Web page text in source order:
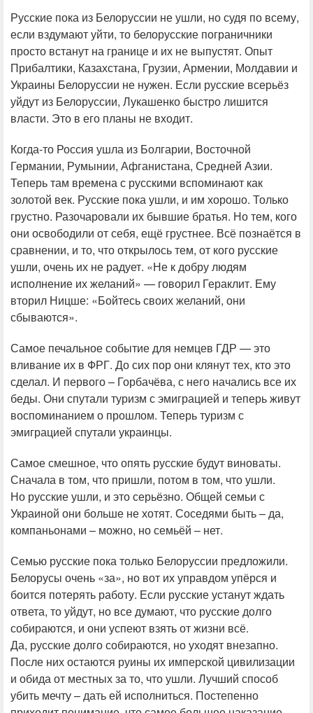
Русские пока из Белоруссии не ушли, но судя по всему,
если вздумают уйти, то белорусские пограничники
просто встанут на границе и их не выпустят. Опыт
Прибалтики, Казахстана, Грузии, Армении, Молдавии и
Украины Белоруссии не нужен. Если русские всерьёз
уйдут из Белоруссии, Лукашенко быстро лишится
власти. Это в его планы не входит.
Когда-то Россия ушла из Болгарии, Восточной
Германии, Румынии, Афганистана, Средней Азии.
Теперь там времена с русскими вспоминают как
золотой век. Русские пока ушли, и им хорошо. Только
грустно. Разочаровали их бывшие братья. Но тем, кого
они освободили от себя, ещё грустнее. Всё познаётся в
сравнении, и то, что открылось тем, от кого русские
ушли, очень их не радует. «Не к добру людям
исполнение их желаний» — говорил Гераклит. Ему
вторил Ницше: «Бойтесь своих желаний, они
сбываются».
Самое печальное событие для немцев ГДР — это
вливание их в ФРГ. До сих пор они клянут тех, кто это
сделал. И первого – Горбачёва, с него начались все их
беды. Они спутали туризм с эмиграцией и теперь живут
воспоминанием о прошлом. Теперь туризм с
эмиграцией спутали украинцы.
Самое смешное, что опять русские будут виноваты.
Сначала в том, что пришли, потом в том, что ушли.
Но русские ушли, и это серьёзно. Общей семьи с
Украиной они больше не хотят. Соседями быть – да,
компаньонами – можно, но семьёй – нет.
Семью русские пока только Белоруссии предложили.
Белорусы очень «за», но вот их управдом упёрся и
боится потерять работу. Если русские устанут ждать
ответа, то уйдут, но все думают, что русские долго
собираются, и они успеют взять от жизни всё.
Да, русские долго собираются, но уходят внезапно.
После них остаются руины их имперской цивилизации
и обида от местных за то, что ушли. Лучший способ
убить мечту – дать ей исполниться. Постепенно